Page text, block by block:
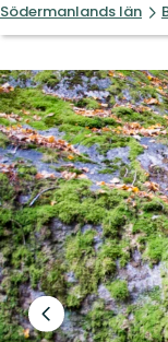
Södermanlands län
Föregående